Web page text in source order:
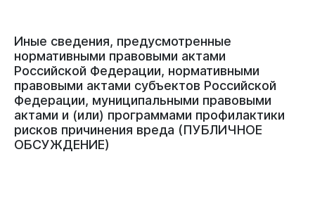
Иные сведения, предусмотренные
нормативными правовыми актами
Российской Федерации, нормативными
правовыми актами субъектов Российской
Федерации, муниципальными правовыми
актами и (или) программами профилактики
рисков причинения вреда (ПУБЛИЧНОЕ
ОБСУЖДЕНИЕ)